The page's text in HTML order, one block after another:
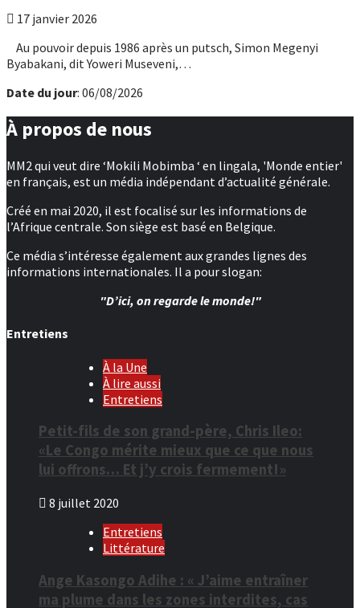
17 janvier 2026
Au pouvoir depuis 1986 après un putsch, Simon Megenyi
Byabakani, dit Yoweri Museveni,…
Date du jour: 06/08/2026
À propos de nous
MM2 qui veut dire ‘Mokili Mobimba ‘ en lingala, 'Monde entier'
en français, est un média indépendant d’actualité générale.
Créé en mai 2020, il est focalisé sur les informations de
l’Afrique centrale. Son siège est basé en Belgique.
Ce média s’intéresse également aux grandes lignes des
informations internationales. Il a pour slogan:
"D’ici, on regarde le monde!"
Entretiens
À la Une
À lire aussi
Entretiens
Petit-fils de son grand-père, Chris Ileo:
«Le Congo mérite mieux que ce que nous
lui offrons… Et j’y crois fermement!»
8 juillet 2020
Entretiens
Littérature
Ange Kasongo Adihe : « J’aime entraîner
ma plume dans les zones interdites, cas